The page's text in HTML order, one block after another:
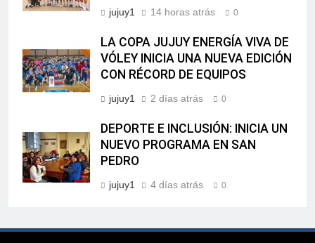
jujuy1 14 horas atrás 0
LA COPA JUJUY ENERGÍA VIVA DE
VÓLEY INICIA UNA NUEVA EDICIÓN
CON RÉCORD DE EQUIPOS
jujuy1 2 días atrás 0
DEPORTE E INCLUSIÓN: INICIA UN
NUEVO PROGRAMA EN SAN
PEDRO
jujuy1 4 días atrás 0